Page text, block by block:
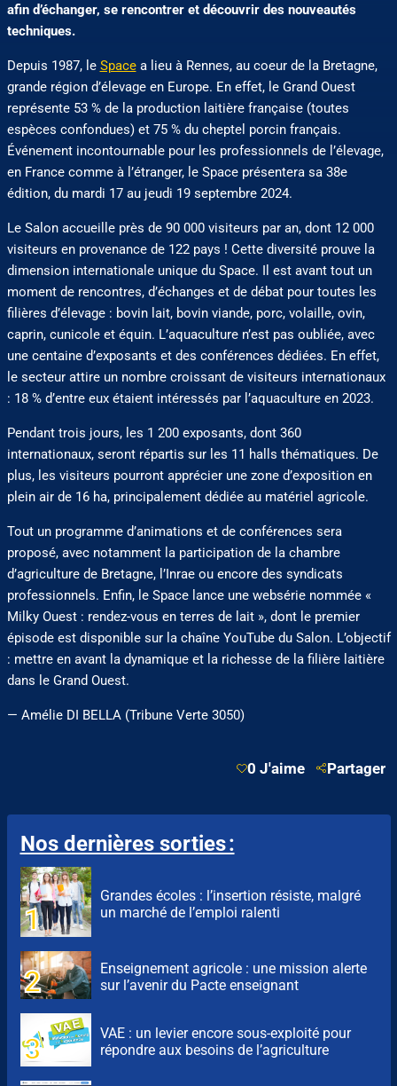
afin d’échanger, se rencontrer et découvrir des nouveautés
techniques.
Depuis 1987, le Spacea lieu à Rennes, au coeur de la Bretagne,
grande région d’élevage en Europe. En effet, le Grand Ouest
représente 53 % de la production laitière française (toutes
espèces confondues) et 75 % du cheptel porcin français.
Événement incontournable pour les professionnels de l’élevage,
en France comme à l’étranger, le Space présentera sa 38e
édition, du mardi 17 au jeudi 19 septembre 2024.
Le Salon accueille près de 90 000 visiteurs par an, dont 12 000
visiteurs en provenance de 122 pays ! Cette diversité prouve la
dimension internationale unique du Space. Il est avant tout un
moment de rencontres, d’échanges et de débat pour toutes les
filières d’élevage : bovin lait, bovin viande, porc, volaille, ovin,
caprin, cunicole et équin. L’aquaculture n’est pas oubliée, avec
une centaine d’exposants et des conférences dédiées. En effet,
le secteur attire un nombre croissant de visiteurs internationaux
: 18 % d’entre eux étaient intéressés par l’aquaculture en 2023.
Pendant trois jours, les 1 200 exposants, dont 360
internationaux, seront répartis sur les 11 halls thématiques. De
plus, les visiteurs pourront apprécier une zone d’exposition en
plein air de 16 ha, principalement dédiée au matériel agricole.
Tout un programme d’animations et de conférences sera
proposé, avec notamment la participation de la chambre
d’agriculture de Bretagne, l’Inrae ou encore des syndicats
professionnels. Enfin, le Space lance une websérie nommée «
Milky Ouest : rendez-vous en terres de lait », dont le premier
épisode est disponible sur la chaîne YouTube du Salon. L’objectif
: mettre en avant la dynamique et la richesse de la filière laitière
dans le Grand Ouest.
— Amélie DI BELLA (Tribune Verte 3050)
0 J'aime Partager
Nos dernières sorties :
Grandes écoles : l’insertion résiste, malgré
un marché de l’emploi ralenti
Enseignement agricole : une mission alerte
sur l’avenir du Pacte enseignant
VAE : un levier encore sous-exploité pour
répondre aux besoins de l’agriculture